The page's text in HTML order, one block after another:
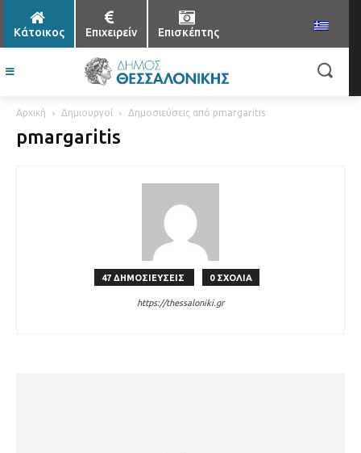
Κάτοικος Επιχειρείν Επισκέπτης
Αρχική Δημιουργοί Δημοσιεύσεις από pmargaritis
pmargaritis
47 ΔΗΜΟΣΙΕΥΣΕΙΣ 0 ΣΧΟΛΙΑ
https://thessaloniki.gr